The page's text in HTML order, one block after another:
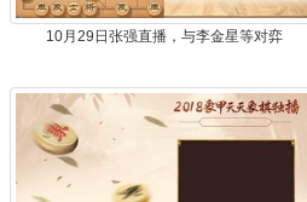
10月29日张强直播，与李金星等对弈